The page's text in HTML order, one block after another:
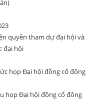
quyền tham dự đại hội và
đại hội
họp Đại hội đồng cổ đông
họp Đại hội đồng cổ đông